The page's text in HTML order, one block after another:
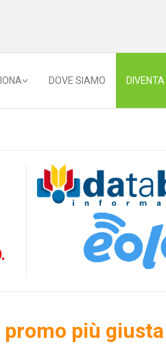
DOVE SIAMO
promo più